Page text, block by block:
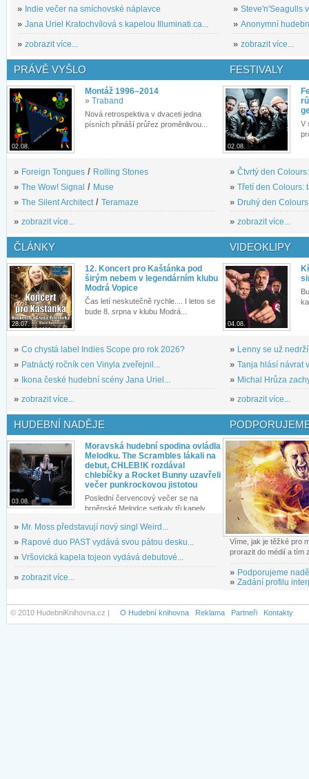
» Indie večer na smíchovské náplavce
» Jana Uriel Kratochvílová s kapelou Illuminati.ca...
» zobrazit více...
» Steve'n'Seagulls
» Anonymní
» zobrazit více...
PRÁVĚ VYŠLO
02.08.
Montáž 1996–2014
» Traband
Nová retrospektiva v dvaceti jedna
písních přináší průřez proměnlivou...
» Foreign Tongues / Rolling Stones
» The Wow! Signal / Muse
» The Silent Architect / Teramaze
» zobrazit více...
FESTIVALY
02.08.
V
» Čtvrtý den
» Třetí den Colours:
» Druhý den
» zobrazit více...
ČLÁNKY
28.07.
12. Koncert pro Kaštánka pod
širým nebem v legendárním klubu
Modrá Vopice
Čas letí neskutečně rychle.... I letos se
bude 8. srpna v klubu Modrá...
» Co chystá label Indies Scope pro rok 2026?
» Patnáctý ročník cen Vinyla zveřejnil...
»
Ikona české hudební scény Jana Uriel...
» zobrazit více...
VIDEOKLIPY
04.08.
» Lenny se už
» Tanja hlásí návrat
» Michal Hrůza
» zobrazit více...
HUDEBNÍ NADĚJE
03.08.
Moravská hudební spodina ovládla
Melodku. The Scrambles lákali na
debut, CHLEB!K rozdával
chlebíčky a Rocket Bunny uzavřeli
večer punkrockovou jistotou
Poslední červencový večer se na
brněnské Melodce setkaly tři kapely...
» Mr. Moss představují nový singl Weird...
» Rapové duo PAST vydává svou pátou desku...
» Vršovická kapela tojeon vydává debutové...
» zobrazit více...
Víme, jak je těžké pro
prorazit do médií a tím
» Podporujeme
» Zadání profilu
© 2010 HudebniKnihovna.cz | O Hudební knihovna Reklama Partneři Kontakty